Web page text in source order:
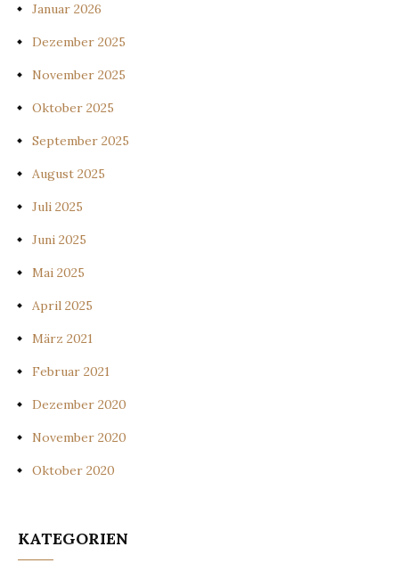
Januar 2026
Dezember 2025
November 2025
Oktober 2025
September 2025
August 2025
Juli 2025
Juni 2025
Mai 2025
April 2025
März 2021
Februar 2021
Dezember 2020
November 2020
Oktober 2020
KATEGORIEN